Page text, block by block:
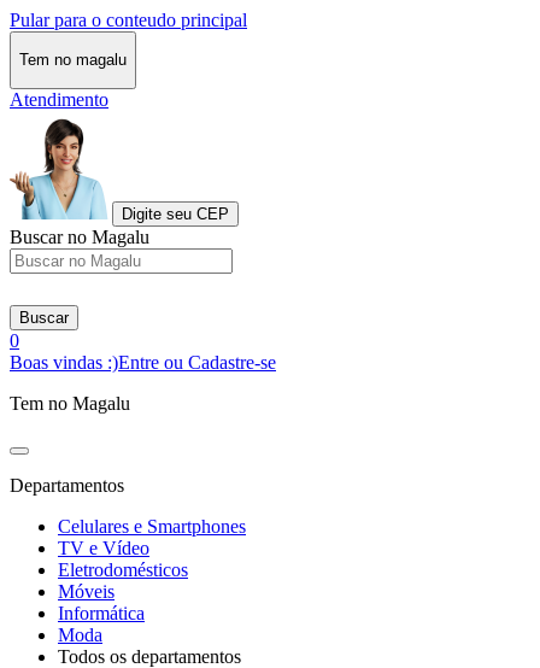
Pular para o conteudo principal
Tem no magalu
Atendimento
Digite seu CEP
Buscar no Magalu
Buscar
0
Boas vindas :)Entre ou Cadastre-se
Tem no Magalu
Departamentos
Celulares e Smartphones
TV e Vídeo
Eletrodomésticos
Móveis
Informática
Moda
Todos os departamentos